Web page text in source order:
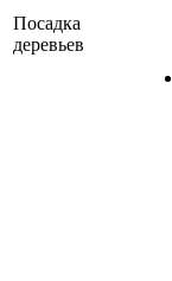
Посадка
деревьев